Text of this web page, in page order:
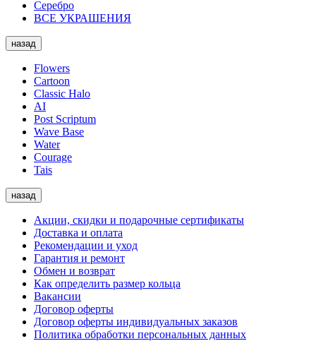
Серебро
ВСЕ УКРАШЕНИЯ
назад
Flowers
Cartoon
Classic Halo
AI
Post Scriptum
Wave Base
Water
Courage
Tais
назад
Акции, скидки и подарочные сертификаты
Доставка и оплата
Рекомендации и уход
Гарантия и ремонт
Обмен и возврат
Как определить размер кольца
Вакансии
Договор оферты
Договор оферты индивидуальных заказов
Политика обработки персональных данных